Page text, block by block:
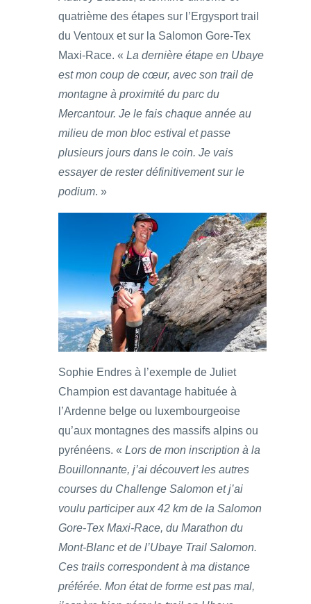
quatrième des étapes sur l’Ergysport trail
du Ventoux et sur la Salomon Gore-Tex
Maxi-Race. « La dernière étape en Ubaye
est mon coup de cœur, avec son trail de
montagne à proximité du parc du
Mercantour. Je le fais chaque année au
milieu de mon bloc estival et passe
plusieurs jours dans le coin. Je vais
essayer de rester définitivement sur le
podium. »
Sophie Endres à l’exemple de Juliet
Champion est davantage habituée à
l’Ardenne belge ou luxembourgeoise
qu’aux montagnes des massifs alpins ou
pyrénéens. « Lors de mon inscription à la
Bouillonnante, j’ai découvert les autres
courses du Challenge Salomon et j’ai
voulu participer aux 42 km de la Salomon
Gore-Tex Maxi-Race, du Marathon du
Mont-Blanc et de l’Ubaye Trail Salomon.
Ces trails correspondent à ma distance
préférée. Mon état de forme est pas mal,